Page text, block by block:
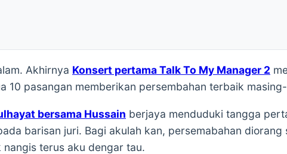
Akhirnya Konsert pertamaTalk To My Manager 2
10 pasangan memberikan persembahan terbaik
bersama Hussain berjaya menduduki tangga
barisan juri. Bagi akulah kan, persemabahan diorang
nangis terus aku dengar tau.